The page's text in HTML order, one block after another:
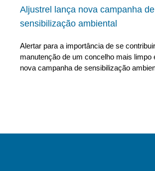
Aljustrel lança nova campanha de
sensibilização ambiental
Alertar para a importância de se
manutenção de um concelho mais limpo
nova campanha de sensibilização